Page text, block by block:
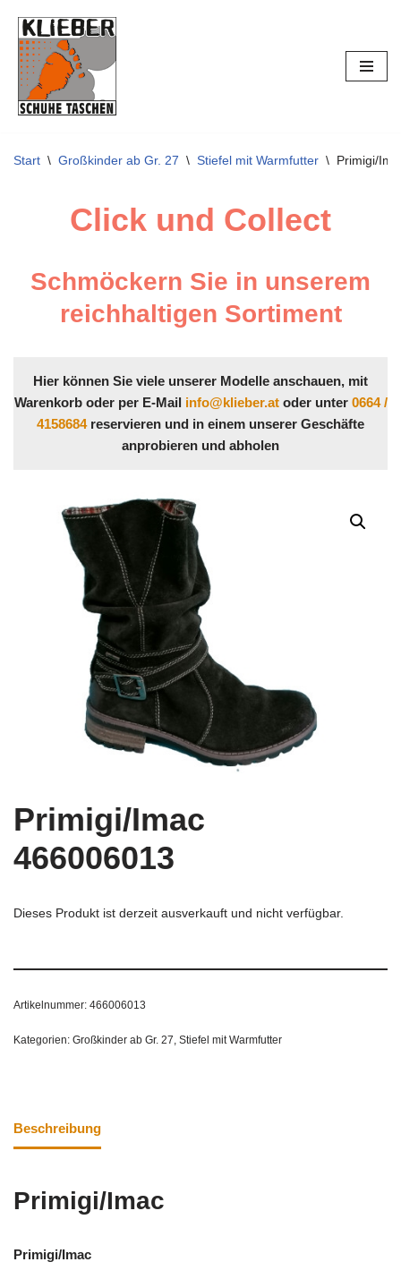
Zum
Inhalt
springen
Start \ Großkinder ab Gr. 27 \ Stiefel mit Warmfutter \ Primigi/
Click und Collect
Schmöckern Sie in unserem
reichhaltigen Sortiment
Hier können Sie viele unserer Modelle anschauen, mit
Warenkorb oder per E-Mail info@klieber.atoder unter 0664 /
4158684reservieren und in einem unserer Geschäfte
anprobieren und abholen
Primigi/Imac
466006013
Dieses Produkt ist derzeit ausverkauft und nicht verfügbar.
Artikelnummer: 466006013
Kategorien: Großkinder ab Gr. 27 Stiefel mit Warmfutter
Beschreibung
Primigi/Imac
Primigi/Imac